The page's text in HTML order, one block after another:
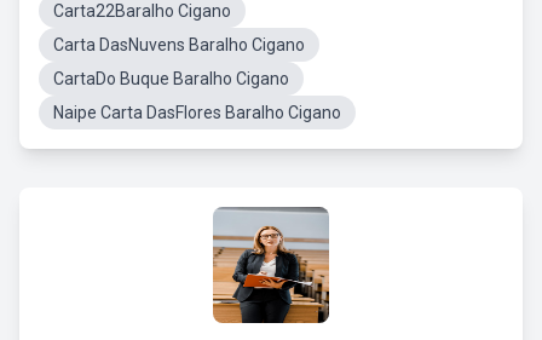
Carta22Baralho Cigano
Carta DasNuvens Baralho Cigano
CartaDo Buque Baralho Cigano
Naipe Carta DasFlores Baralho Cigano